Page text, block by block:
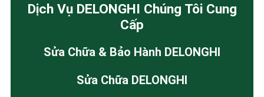
Dịch Vụ DELONGHI Chúng Tôi Cung
Cấp
Sửa Chữa & Bảo Hành DELONGHI
Sửa Chữa DELONGHI